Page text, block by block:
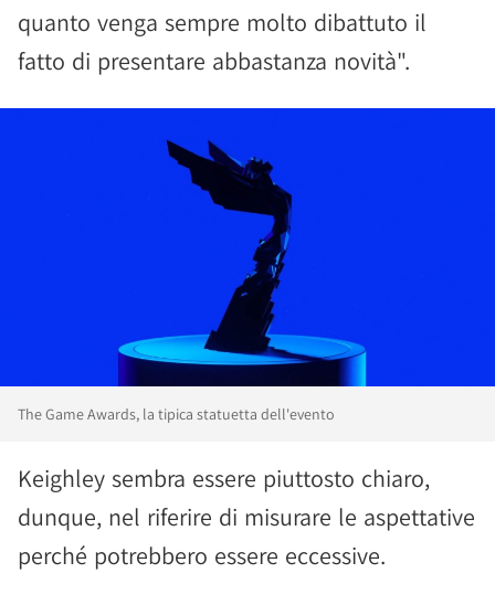
quanto venga sempre molto dibattuto il
fatto di presentare abbastanza novità".
The Game Awards, la tipica statuetta dell'evento
Keighley sembra essere piuttosto chiaro,
dunque, nel riferire di misurare le aspettative
perché potrebbero essere eccessive.